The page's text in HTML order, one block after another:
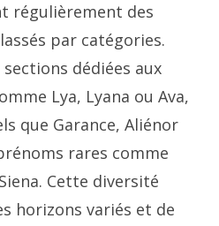
régulièrement des
par catégories.
dédiées aux
Lya, Lyana ou Ava,
que Garance, Aliénor
rares comme
Cette diversité
horizons variés et de